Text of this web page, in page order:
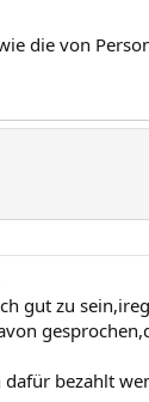
die von
gut zu
bezahlt